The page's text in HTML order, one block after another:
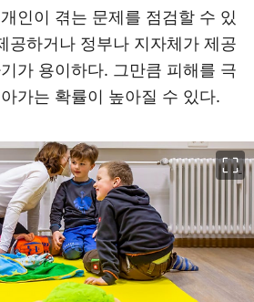
인이 겪는 문제를 점검할 수 있
공하거나 정부나 지자체가 제공
가 용이하다. 그만큼 피해를 극
가는 확률이 높아질 수 있다.